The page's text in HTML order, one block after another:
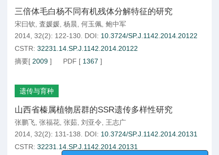
三倍体毛白杨不同有机残体分解特征的研究
宋曰钦 査媛媛 杨晨 何玉佩 鲍中军
2014, 32(2): 122-130. DOI: 10.3724/SP.J.1142.2014.20122
CSTR: 32231.14.SP.J.1142.2014.20122
摘要[ 2009 ] PDF [ 1367 ]
遗传与育种
山西省榛属植物居群的SSR遗传多样性研究
张鹏飞 张福花 张茹 刘亚令
王志广
2014, 32(2): 131-138.
DOI: 10.3724/SP.J.1142.2014.20131
CSTR: 32231.14.SP.J.1142.2014.20131